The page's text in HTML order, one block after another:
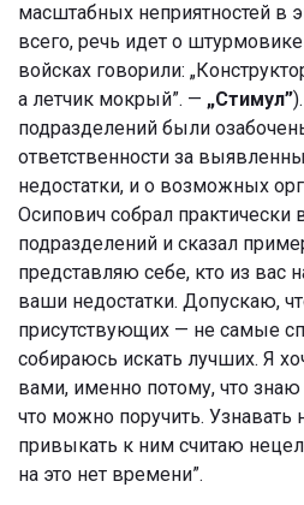
масштабных неприятностей в
всего, речь идет о
войсках говорили:
а летчик мокрый”. — „Стимул”
подразделений были
ответственности за
недостатки, и о возможных
Осипович собрал практически
подразделений и сказал
представляю себе, кто из вас
ваши недостатки. Допускаю,
присутствующих — не самые
собираюсь искать лучших. Я
вами, именно потому, что
что можно поручить.
привыкать к ним считаю
на это нет времени”.